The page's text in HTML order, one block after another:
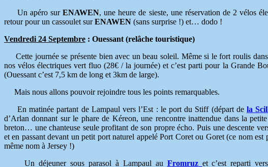
Un apéro surENAWEN, une heure de sieste, une réservation de 2 vélos
retour pour un cassoulet surENAWEN (sans surprise !) et… dodo !
Vendredi 24 Septembre : Ouessant (relâche touristique)
Cette journée se présente bien avec un beau soleil. Même si le fort roulis
nos vélos électriques vert fluo (28€ / la journée) et c’est parti pour la Grande
(Ouessant c’est 7,5 km de long et 3km de large).
Mais nous allons pouvoir rejoindre tous les points remarquables.
En matinée partant de Lampaul vers l’Est : le port du Stiff (départ dela
d’Arlan donnant sur le phare de Kéreon, une rencontre inattendue dans la
breton… une chanteuse seule profitant de son propre écho. Puis une descente
et en passant devant un petit port naturel appelé Port Coret ou Goret (ce nom
même nom à Jersey !)
Un déjeuner sous parasol à Lampaul au Fromruz et c’est reparti